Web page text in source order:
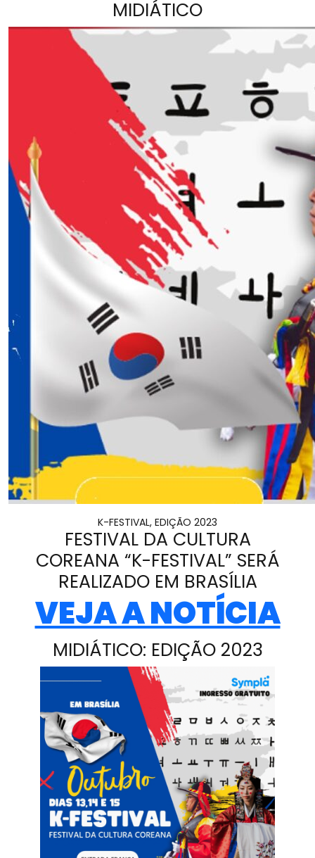
MIDIÁTICO
K-FESTIVAL, EDIÇÃO 2023
FESTIVAL DA CULTURA
COREANA “K-FESTIVAL” SERÁ
REALIZADO EM BRASÍLIA
VEJA A NOTÍCIA
MIDIÁTICO: EDIÇÃO 2023